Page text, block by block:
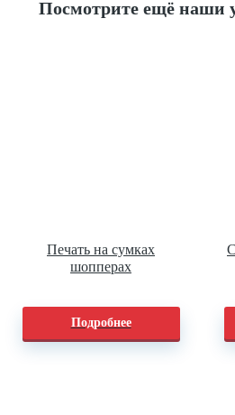
Посмотрите ещё наши
Печать на сумках
шопперах
Подробнее